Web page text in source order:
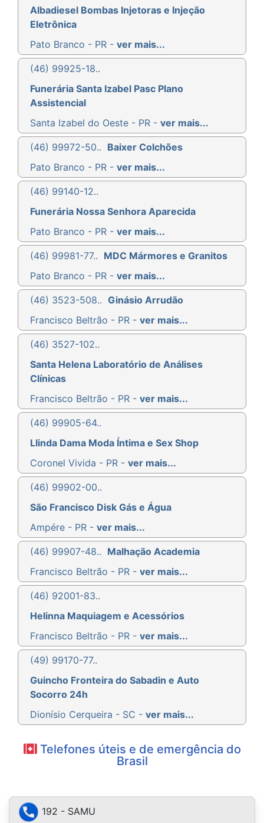
Albadiesel Bombas Injetoras e Injeção
Eletrônica
Pato Branco - PR - ver mais...
(46) 99925-18..
Funerária Santa Izabel Pasc Plano
Assistencial
Santa Izabel do Oeste - PR - ver mais...
(46) 99972-50.. Baixer Colchões
Pato Branco - PR - ver mais...
(46) 99140-12..
Funerária Nossa Senhora Aparecida
Pato Branco - PR - ver mais...
(46) 99981-77.. MDC Mármores e Granitos
Pato Branco - PR - ver mais...
(46) 3523-508.. Ginásio Arrudão
Francisco Beltrão - PR - ver mais...
(46) 3527-102..
Santa Helena Laboratório de Análises
Clínicas
Francisco Beltrão - PR - ver mais...
(46) 99905-64..
Llinda Dama Moda Íntima e Sex Shop
Coronel Vivida - PR - ver mais...
(46) 99902-00..
São Francisco Disk Gás e Água
Ampére - PR - ver mais...
(46) 99907-48.. Malhação Academia
Francisco Beltrão - PR - ver mais...
(46) 92001-83..
Helinna Maquiagem e Acessórios
Francisco Beltrão - PR - ver mais...
(49) 99170-77..
Guincho Fronteira do Sabadin e Auto
Socorro 24h
Dionísio Cerqueira - SC - ver mais...
Telefones úteis e de emergência do
Brasil
192 - SAMU